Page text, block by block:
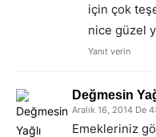
için çok
nice güzel
Yanıt verin
Değmesin
Aralık 16, 2014 De
Emekleriniz